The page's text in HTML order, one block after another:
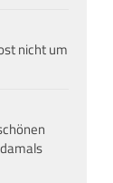
nicht um